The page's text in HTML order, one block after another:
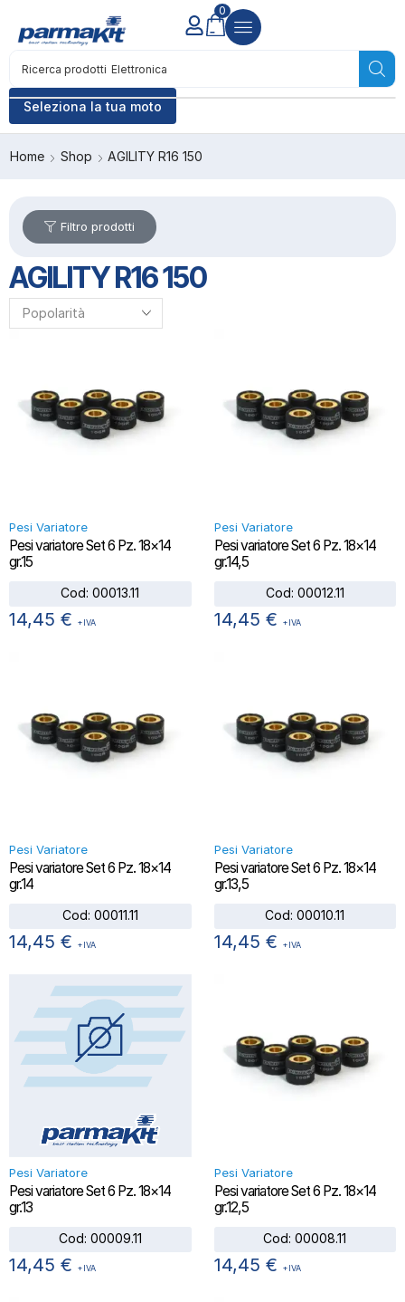
Seleziona la tua moto
Ricerca prodotti
0
Home Shop AGILITY R16 150
Filtro prodotti
AGILITY R16 150
Pesi Variatore
Pesi variatore Set 6 Pz. 18×14
gr.15
Cod: 00013.11
14,45 € +IVA
Pesi Variatore
Pesi variatore Set 6 Pz. 18×14
gr.14,5
Cod: 00012.11
14,45 € +IVA
Pesi Variatore
Pesi variatore Set 6 Pz. 18×14
gr.14
Cod: 00011.11
14,45 € +IVA
Pesi Variatore
Pesi variatore Set 6 Pz. 18×14
gr.13,5
Cod: 00010.11
14,45 € +IVA
Pesi Variatore
Pesi variatore Set 6 Pz. 18×14
gr.13
Cod: 00009.11
14,45 € +IVA
Pesi Variatore
Pesi variatore Set 6 Pz. 18×14
gr.12,5
Cod: 00008.11
14,45 € +IVA